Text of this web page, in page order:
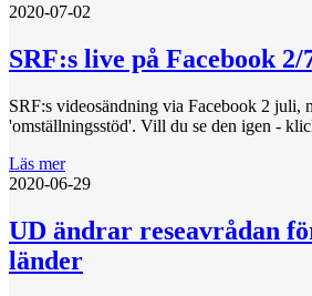
2020-07-02
SRF:s live på Facebook 2/
SRF:s videosändning via Facebook 2 juli,
'omställningsstöd'. Vill du se den igen -
Läs mer
2020-06-29
UD ändrar reseavrådan
länder